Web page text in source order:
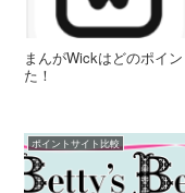
まんがWickはどのポイ
た！
ポイントサイト比較